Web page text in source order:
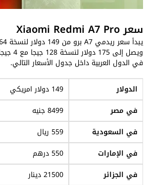
سعر Xiaomi Redmi A7 Pro
ويصل
في الدول العربية داخل جدول الأسعار التالي.
الدولار
149 دولار امريكي
في مصر
8499 جنيه
في السعودية
559 ريال
في الإمارات
550 درهم
في الجزائر
21500 دينار